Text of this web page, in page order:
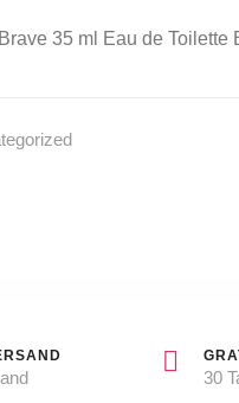
35 ml Eau de Toilette
30